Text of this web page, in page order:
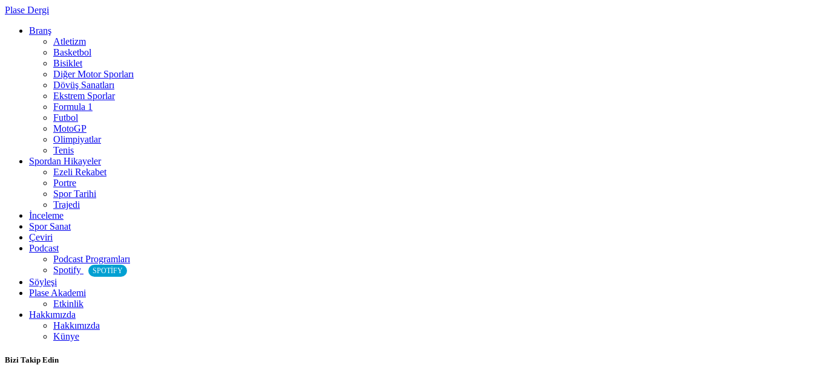
Plase Dergi
Branş
Atletizm
Basketbol
Bisiklet
Diğer Motor Sporları
Dövüş Sanatları
Ekstrem Sporlar
Formula 1
Futbol
MotoGP
Olimpiyatlar
Tenis
Spordan Hikayeler
Ezeli Rekabet
Portre
Spor Tarihi
Trajedi
İnceleme
Spor Sanat
Çeviri
Podcast
Podcast Programları
Spotify
SPOTIFY
Söyleşi
Plase Akademi
Etkinlik
Hakkımızda
Hakkımızda
Künye
Bizi Takip Edin